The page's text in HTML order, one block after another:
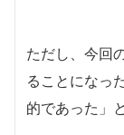
ただし、今回
ることになっ
的であった」